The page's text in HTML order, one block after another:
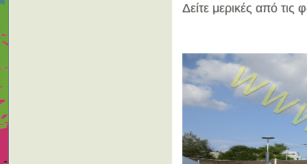
Δείτε μερικές από τις